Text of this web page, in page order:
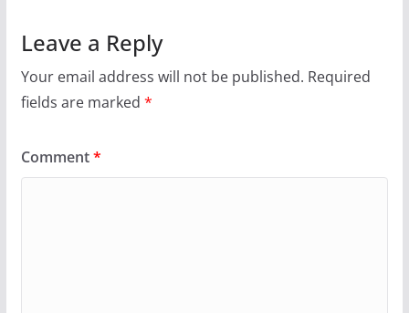
Leave a Reply
Your email address will not be published. Required
fields are marked *
Comment*